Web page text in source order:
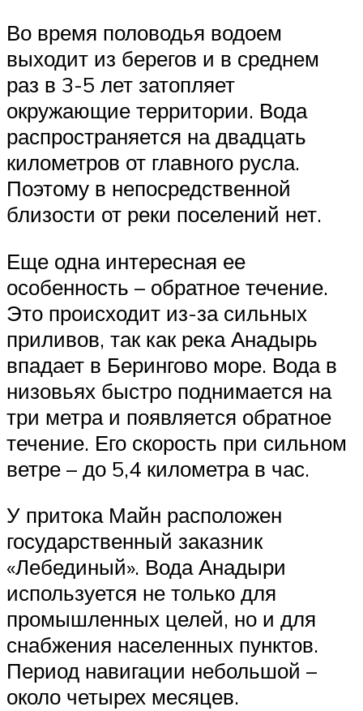
Во время половодья водоем
выходит из берегов и в среднем
раз в 3-5 лет затопляет
окружающие территории. Вода
распространяется на двадцать
километров от главного русла.
Поэтому в непосредственной
близости от реки поселений нет.
Еще одна интересная ее
особенность – обратное течение.
Это происходит из-за сильных
приливов, так как река Анадырь
впадает в Берингово море. Вода в
низовьях быстро поднимается на
три метра и появляется обратное
течение. Его скорость при сильном
ветре – до 5,4 километра в час.
У притока Майн расположен
государственный заказник
«Лебединый». Вода Анадыри
используется не только для
промышленных целей, но и для
снабжения населенных пунктов.
Период навигации небольшой –
около четырех месяцев.